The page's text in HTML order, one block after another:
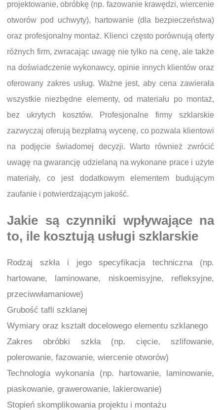
projektowanie, obróbkę (np. fazowanie krawędzi, wiercenie
otworów pod uchwyty), hartowanie (dla bezpieczeństwa)
oraz profesjonalny montaż. Klienci często porównują oferty
różnych firm, zwracając uwagę nie tylko na cenę, ale także
na doświadczenie wykonawcy, opinie innych klientów oraz
oferowany zakres usług. Ważne jest, aby cena zawierała
wszystkie niezbędne elementy, od materiału po montaż,
bez ukrytych kosztów. Profesjonalne firmy szklarskie
zazwyczaj oferują bezpłatną wycenę, co pozwala klientowi
na podjęcie świadomej decyzji. Warto również zwrócić
uwagę na gwarancję udzielaną na wykonane prace i użyte
materiały, co jest dodatkowym elementem budującym
zaufanie i potwierdzającym jakość.
Jakie są czynniki wpływające na
to, ile kosztują usługi szklarskie
Rodzaj szkła i jego specyfikacja techniczna (np.
hartowane, laminowane, niskoemisyjne, refleksyjne,
przeciwwłamaniowe)
Grubość tafli szklanej
Wymiary oraz kształt docelowego elementu szklanego
Zakres obróbki szkła (np. cięcie, szlifowanie,
polerowanie, fazowanie, wiercenie otworów)
Technologia wykonania (np. hartowanie, laminowanie,
piaskowanie, grawerowanie, lakierowanie)
Stopień skomplikowania projektu i montażu